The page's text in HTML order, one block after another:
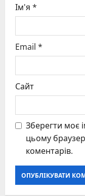
Ім'я *
Email *
Сайт
Зберегти моє
цьому
коментарів.